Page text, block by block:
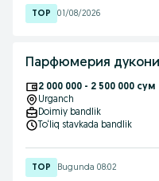
01/08/2026
Парфюмерия
2 000 000 - 2 500 000 сум
Urganch
Doimiy bandlik
To‘liq stavkada bandlik
Bugunda 08:02